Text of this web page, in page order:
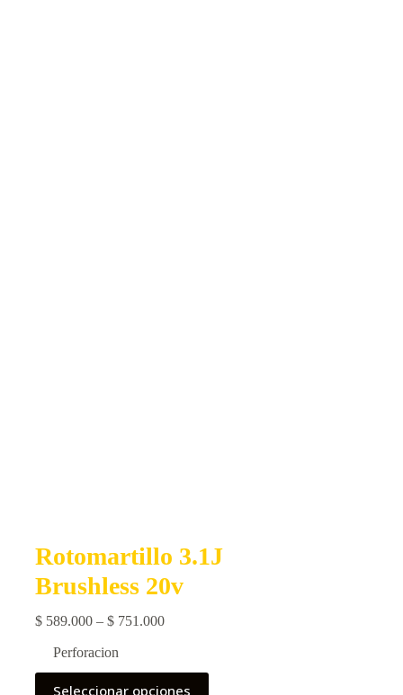
Rotomartillo 3.1J
Brushless 20v
$589.000 – $751.000Price
through
Perforacion
Seleccionar opciones